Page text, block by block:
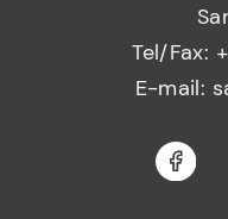
Tel/Fax:
E-mail: